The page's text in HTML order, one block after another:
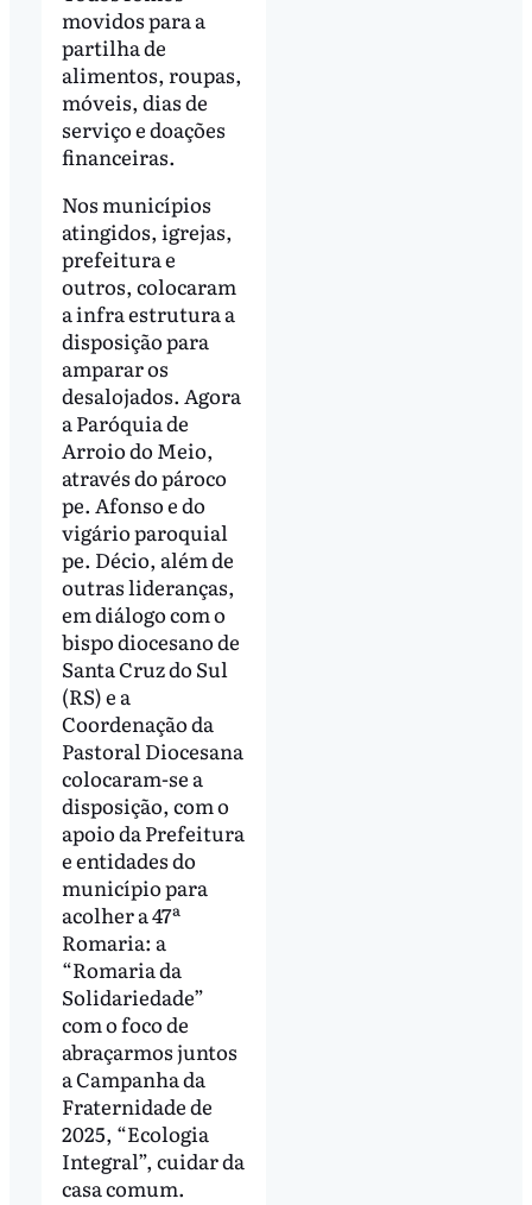
movidos para a
partilha de
alimentos, roupas,
móveis, dias de
serviço e doações
financeiras.
Nos municípios
atingidos, igrejas,
prefeitura e
outros, colocaram
a infra estrutura a
disposição para
amparar os
desalojados. Agora
a Paróquia de
Arroio do Meio,
através do pároco
pe. Afonso e do
vigário paroquial
pe. Décio, além de
outras lideranças,
em diálogo com o
bispo diocesano de
Santa Cruz do Sul
(RS) e a
Coordenação da
Pastoral Diocesana
colocaram-se a
disposição, com o
apoio da Prefeitura
e entidades do
município para
acolher a 47ª
Romaria: a
“Romaria da
Solidariedade”
com o foco de
abraçarmos juntos
a Campanha da
Fraternidade de
2025, “Ecologia
Integral”, cuidar da
casa comum.